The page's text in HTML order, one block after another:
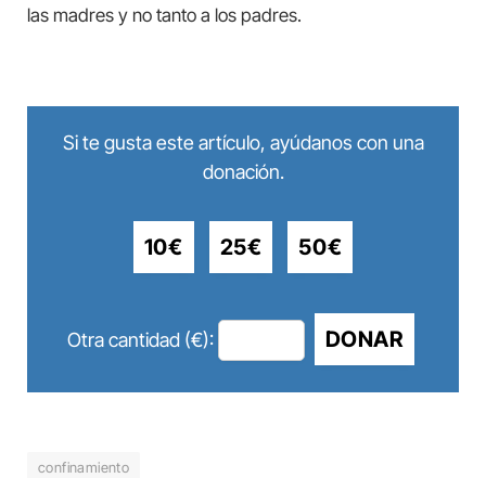
las madres y no tanto a los padres.
Si te gusta este artículo, ayúdanos con una
donación.
10€ 25€ 50€
Otra cantidad (€): DONAR
confinamiento